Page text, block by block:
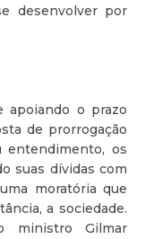
desenvolver por
apoiando o prazo
de prorrogação
entendimento, os
suas dívidas com
moratória que
a sociedade.
ministro Gilmar